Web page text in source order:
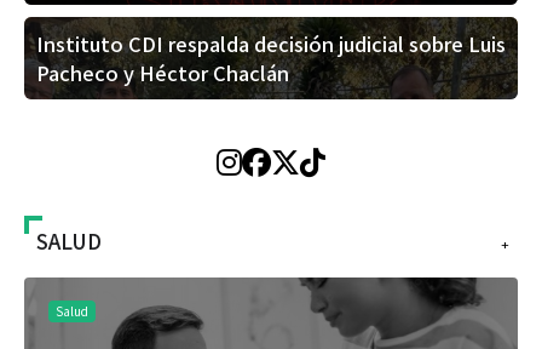
Instituto CDI respalda decisión judicial sobre Luis
Pacheco y Héctor Chaclán
+
SALUD
Salud